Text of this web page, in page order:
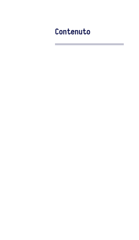
Contenuto